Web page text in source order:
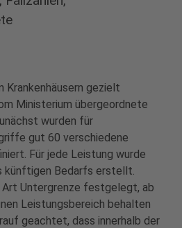
Krankenhäusern gezielt
Ministerium übergeordnete
wurden für
gut 60 verschiedene
Für jede Leistung wurde
künftigen Bedarfs erstellt.
Untergrenze festgelegt, ab
Leistungsbereich behalten
geachtet, dass innerhalb der